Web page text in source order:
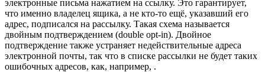
электронные письма нажатием на ссылку. Это гарантирует,
что именно владелец ящика, а не кто-то ещё, указавший его
адрес, подписался на рассылку. Такая схема называется
двойным подтверждением (double opt-in). Двойное
подтверждение также устраняет недействительные адреса
электронной почты, так что в списке рассылки не будет таких
ошибочных адресов, как, например, .